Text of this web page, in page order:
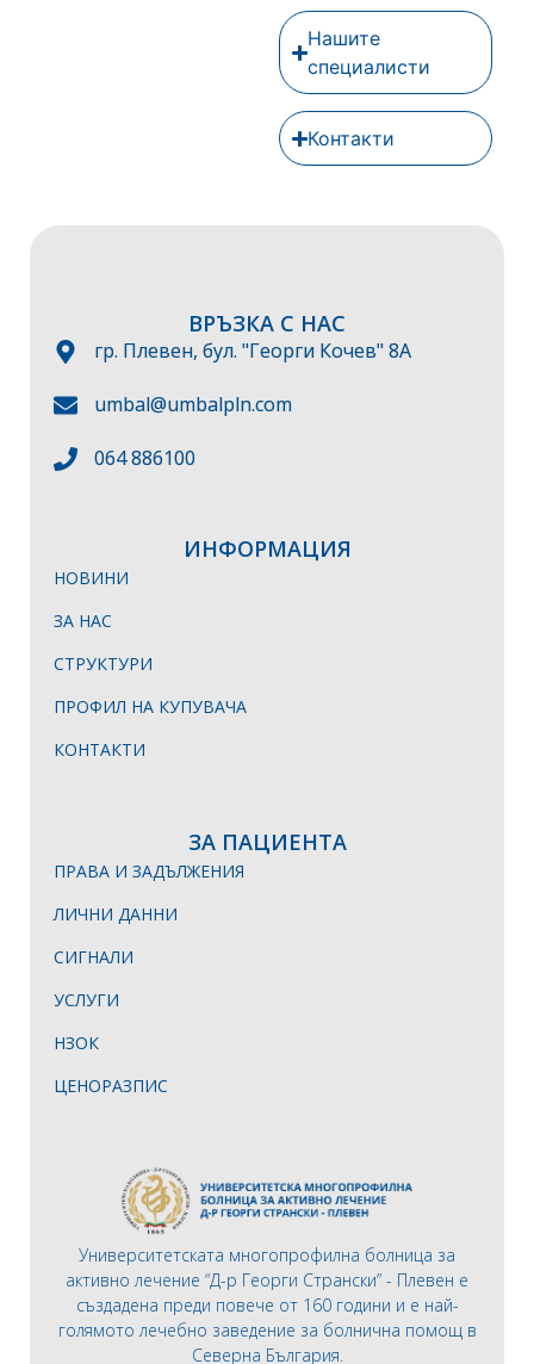
Нашите
специалисти
Контакти
Университетската многопрофилна болница за
активно лечение “Д-р Георги Странски” - Плевен е
създадена преди повече от 160 години и е най-
голямото лечебно заведение за болнична помощ в
Северна България.
ИНФОРМАЦИЯ
НОВИНИ
ЗА НАС
СТРУКТУРИ
ПРОФИЛ НА КУПУВАЧА
КОНТАКТИ
ЗА ПАЦИЕНТА
ПРАВА И ЗАДЪЛЖЕНИЯ
ЛИЧНИ ДАННИ
СИГНАЛИ
УСЛУГИ
НЗОК
ЦЕНОРАЗПИС
ВРЪЗКА С НАС
гр. Плевен, бул. "Георги Кочев" 8А
umbal@umbalpln.com
064 886100